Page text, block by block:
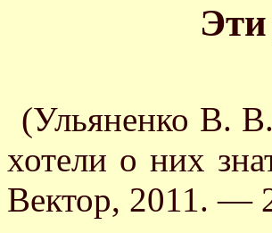
(Ульяненко В.
хотели о них
Вектор, 2011. —